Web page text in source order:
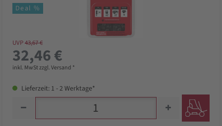
Deal %
UVP43,67 €
32,46 €
inkl. MwSt zzgl. Versand *
Lieferzeit: 1 - 2 Werktage*